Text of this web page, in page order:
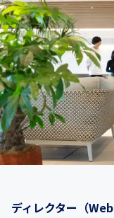
ディレクター（